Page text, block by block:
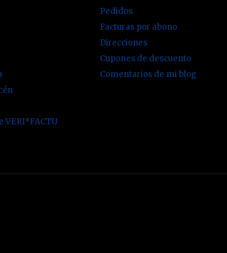
VERI*FACTU
Pedidos
Facturas por abono
Direcciones
Cupones de descuento
Comentarios de mi blog